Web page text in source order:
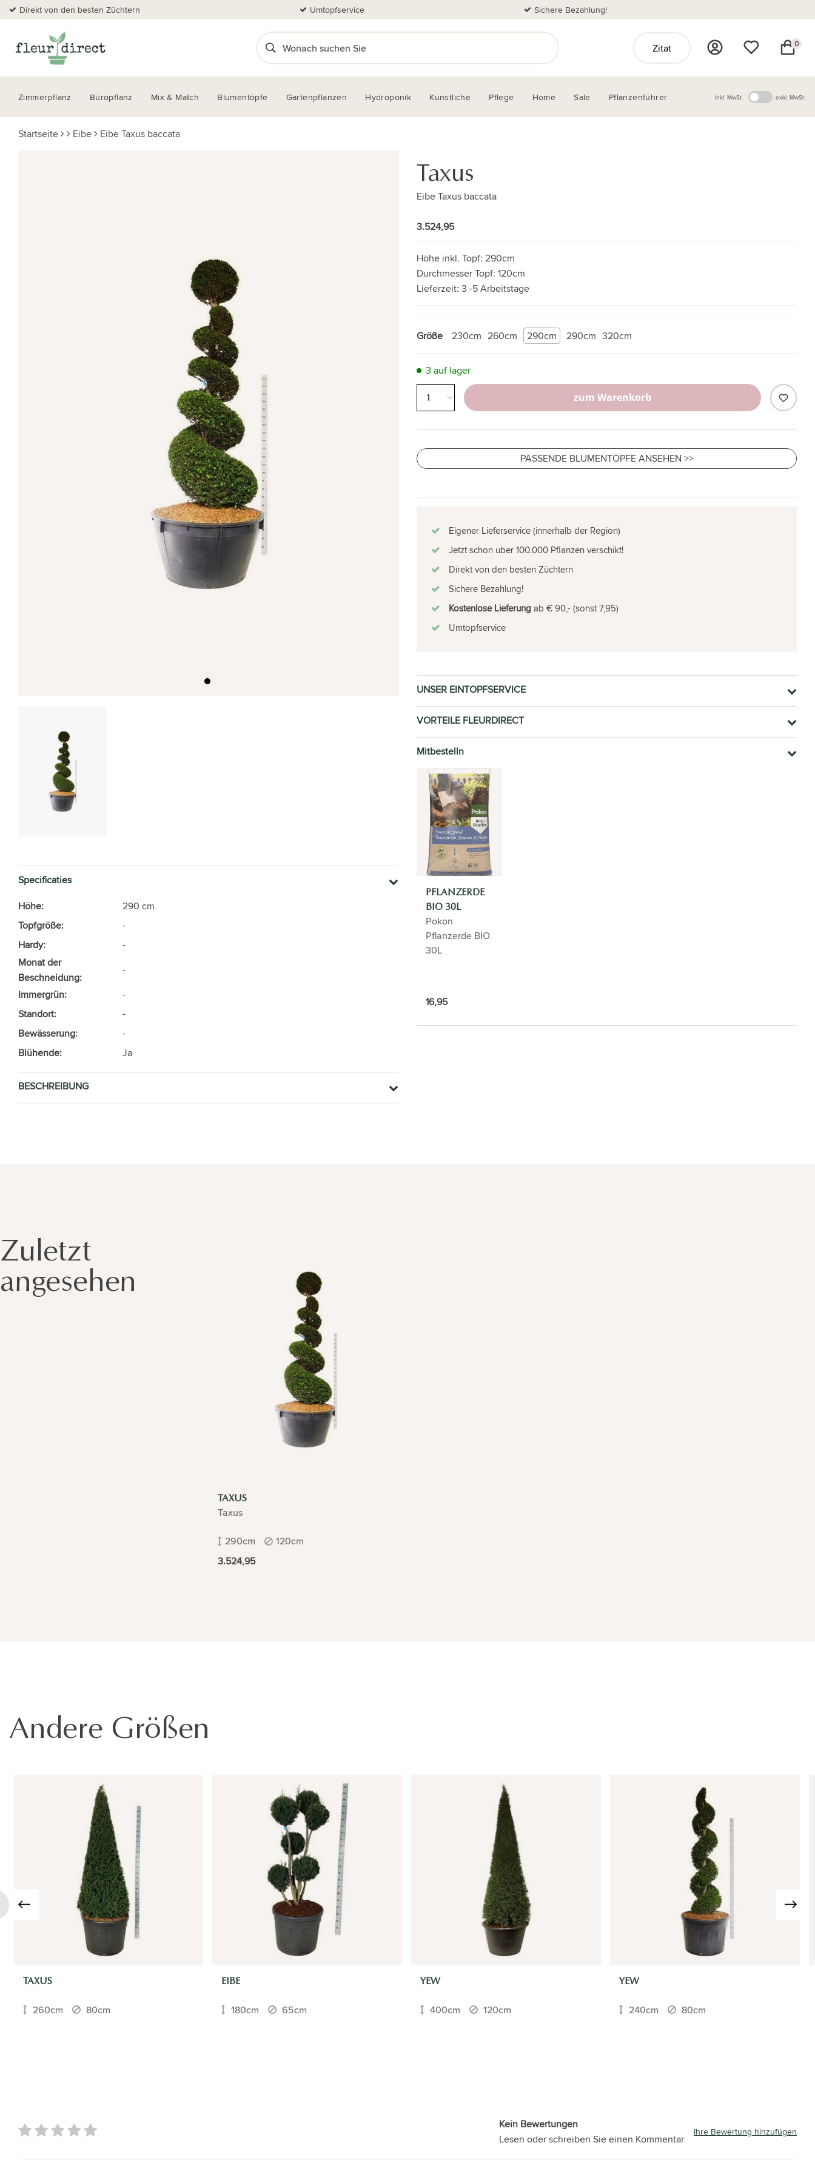
Direkt von den besten Züchtern Umtopfservice Sichere Bezahlung!
Zitat 0
Zimmerpflanz Büropflanz Mix & Match Blumentöpfe Gartenpflanzen Hydroponik Künstliche Pflege Home Sale Pflanzenführer Inkl. MwSt. exkl. MwSt.
Startseite Eibe Eibe Taxus baccata
Specificaties
Höhe:
290 cm
Topfgröße:
-
Hardy:
-
Monat der
Beschneidung:
-
Immergrün:
-
Standort:
-
Bewässerung:
-
Blühende:
Ja
BESCHREIBUNG
Taxus
Eibe Taxus baccata
3.524,95
Höhe inkl. Topf: 290cm
Durchmesser Topf: 120cm
Lieferzeit: 3 -5 Arbeitstage
Größe 260cm
230cm 290cm 290cm 320cm
3 auf lager
zum Warenkorb
PASSENDE BLUMENTÖPFE ANSEHEN >>
Eigener Lieferservice (innerhalb der Region)
Jetzt schon uber 100.000 Pflanzen verschikt!
Direkt von den besten Züchtern
Sichere Bezahlung!
Kostenlose Lieferung ab € 90,- (sonst 7,95)
Umtopfservice
UNSER EINTOPFSERVICE
VORTEILE FLEURDIRECT
Mitbestelln
PFLANZERDE
BIO 30L
Pokon
Pflanzerde BIO
30L
16,95
Zuletzt
angesehen
TAXUS
Taxus
290cm
120cm
3.524,95
Andere Größen
TAXUS
260cm 80cm
EIBE
180cm 65cm
YEW
400cm 120cm
YEW
240cm 80cm
›
Kein Bewertungen
Lesen oder schreiben Sie einen Kommentar
Ihre Bewertung hinzufügen